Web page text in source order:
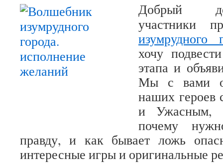
Добрый
участники
изумрудного
хочу
этапа и
Мы с вами
наших героев
и Ужасным,
почему
правду, и как бывает ложь
интересные игры и оригинальные